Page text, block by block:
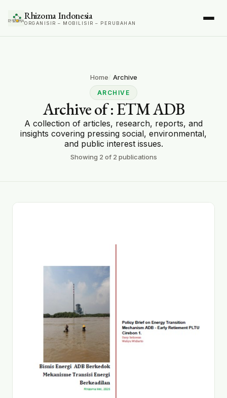
Rhizoma Indonesia
ORGANISIR – MOBILISIR – PERUBAHAN
Home Archive
ARCHIVE
Archive of: ETM ADB
A collection of articles, research, reports, and
insights covering pressing social, environmental,
and public interest issues.
Showing 2 of 2 publications